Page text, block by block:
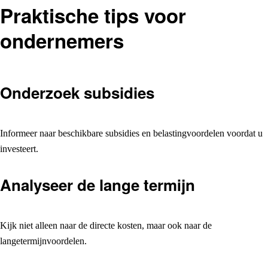
Praktische tips voor
ondernemers
Onderzoek subsidies
Informeer naar beschikbare subsidies en belastingvoordelen voordat u
investeert.
Analyseer de lange termijn
Kijk niet alleen naar de directe kosten, maar ook naar de
langetermijnvoordelen.